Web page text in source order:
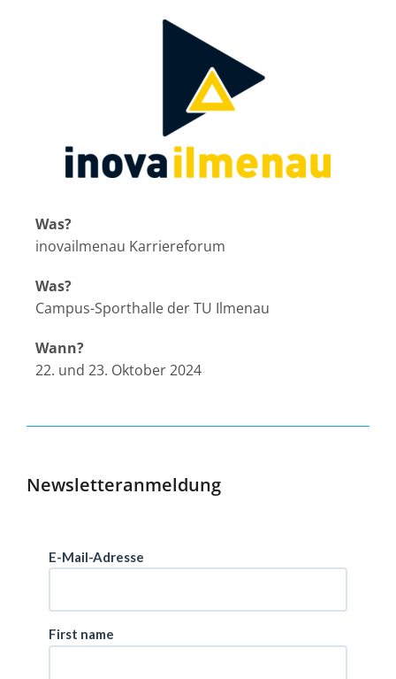
Was?
inovailmenau Karriereforum
Was?
Campus-Sporthalle der TU Ilmenau
Wann?
22. und 23. Oktober 2024
Newsletteranmeldung